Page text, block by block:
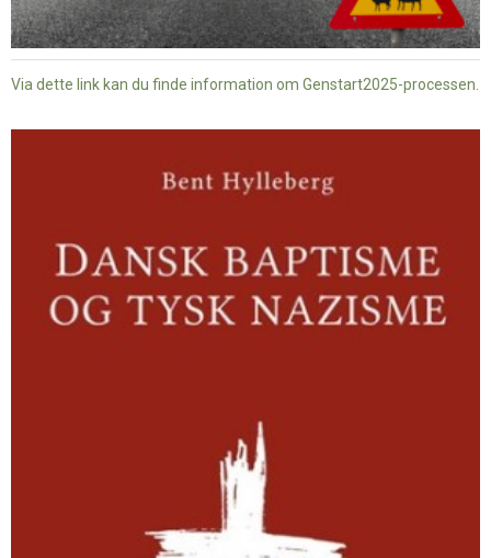
Via dette link kan du finde information om Genstart2025-processen.